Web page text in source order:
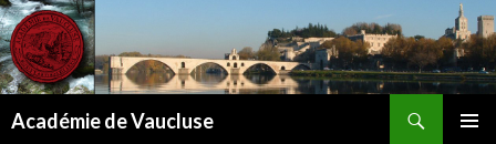
Académie de Vaucluse